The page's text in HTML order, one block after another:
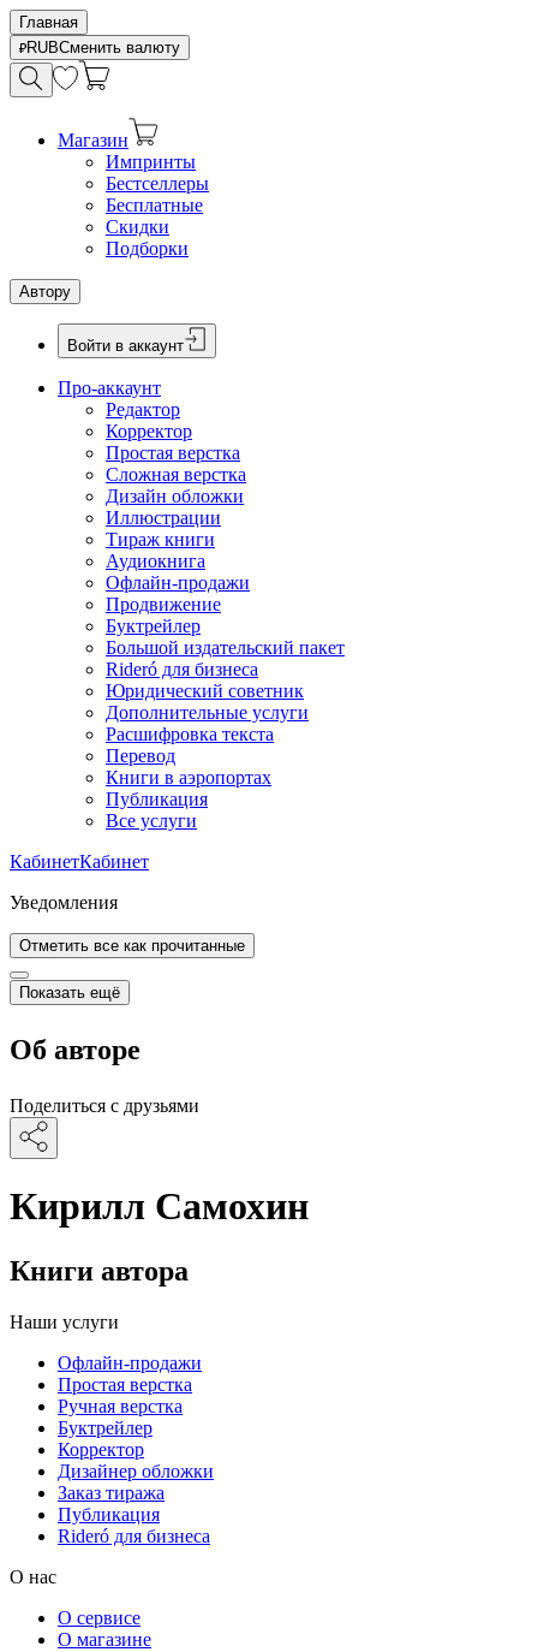
Главная
RUBСменить валюту
Магазин
Импринты
Бестселлеры
Бесплатные
Скидки
Подборки
Автору
Войти в аккаунт
Про-аккаунт
Редактор
Корректор
Простая верстка
Сложная верстка
Дизайн обложки
Иллюстрации
Тираж книги
Аудиокнига
Офлайн-продажи
Продвижение
Буктрейлер
Большой издательский пакет
Rideró для бизнеса
Юридический советник
Дополнительные услуги
Расшифровка текста
Перевод
Книги в аэропортах
Публикация
Все услуги
КабинетКабинет
Уведомления
Отметить все как прочитанные
Показать ещё
Об авторе
Поделиться с друзьями
Кирилл Самохин
Книги автора
Наши услуги
Офлайн-продажи
Простая верстка
Ручная верстка
Буктрейлер
Корректор
Дизайнер обложки
Заказ тиража
Публикация
Rideró для бизнеса
О нас
О сервисе
О магазине